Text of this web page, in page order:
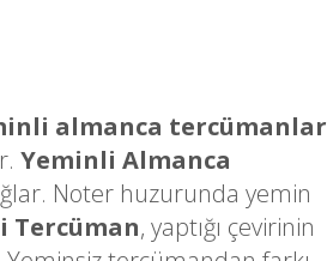
almanca tercümanlar
Yeminli Almanca
Noter huzurunda yemin
Tercüman, yaptığı çevirinin